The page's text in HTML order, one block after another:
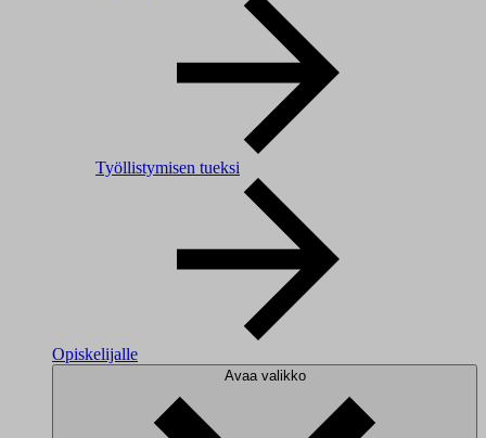
Työllistymisen tueksi
Opiskelijalle
Avaa valikko